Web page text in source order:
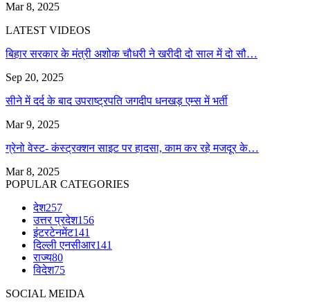
Mar 8, 2025
LATEST VIDEOS
बिहार सरकार के मंत्री अशोक चौधरी ने खरीदी दो साल में दो सौ…
Sep 20, 2025
सीने में दर्द के बाद उपराष्ट्रपति जगदीप धनखड़ एम्स में भर्ती
Mar 9, 2025
ग्रेनो वेस्ट- कंस्ट्रक्शन साइट पर हादसा, काम कर रहे मजदूर के…
Mar 8, 2025
POPULAR CATEGORIES
देश257
उत्तर प्रदेश156
इंटरटेनमेंट141
दिल्ली एनसीआर141
राज्य80
विदेश75
SOCIAL MEIDA